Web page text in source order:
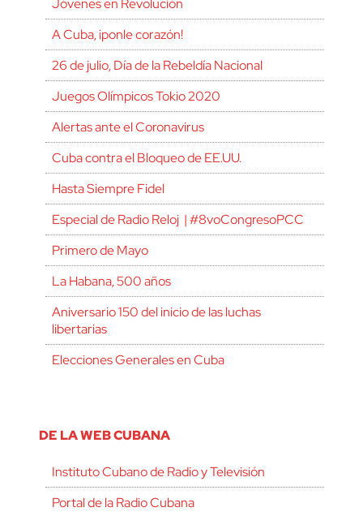
A Cuba, ¡ponle corazón!
26 de julio, Día de la Rebeldía Nacional
Juegos Olímpicos Tokio 2020
Alertas ante el Coronavirus
Cuba contra el Bloqueo de EE.UU.
Hasta Siempre Fidel
Especial de Radio Reloj | #8voCongresoPCC
Primero de Mayo
La Habana, 500 años
Aniversario 150 del inicio de las luchas
libertarias
Elecciones Generales en Cuba
DE LA WEB CUBANA
Instituto Cubano de Radio y Televisión
Portal de la Radio Cubana